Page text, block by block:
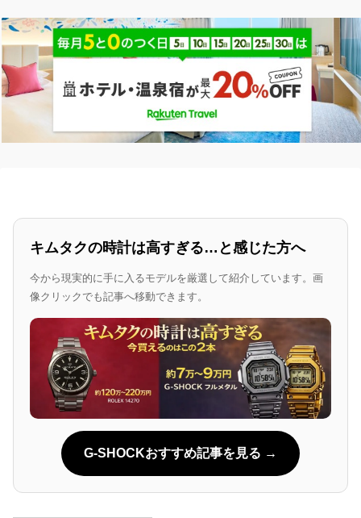
キムタクの時計は高すぎる…と感じた方へ
今から現実的に手に入るモデルを厳選して紹介しています。画
像クリックでも記事へ移動できます。
G-SHOCKおすすめ記事を見る →